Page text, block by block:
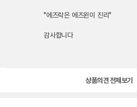
"에즈락은 에즈윈이 진리"
감사합니다
상품의견 전체보기